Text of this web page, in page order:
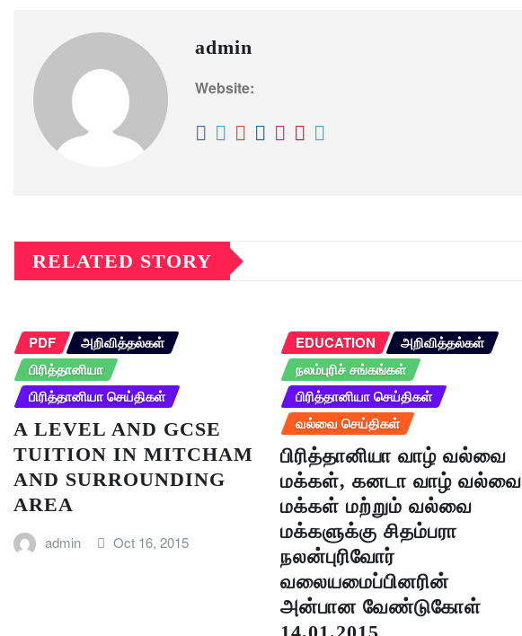
admin
Website:
RELATED STORY
PDF
அறிவித்தல்கள்
பிரித்தானியா
பிரித்தானியா செய்திகள்
A LEVEL AND GCSE
TUITION IN MITCHAM
AND SURROUNDING
AREA
admin Oct 16, 2015
EDUCATION
அறிவித்தல்கள்
நலம்புரிச் சங்கங்கள்
பிரித்தானியா செய்திகள்
வல்வை செய்திகள்
பிரித்தானியா வாழ் வல்வை
மக்கள், கனடா வாழ் வல்வை
மக்கள் மற்றும் வல்வை
மக்களுக்கு சிதம்பரா
நலன்புரிவோர்
வலையமைப்பினரின்
அன்பான வேண்டுகோள்